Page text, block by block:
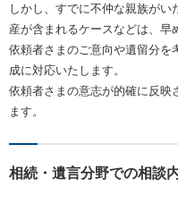
しかし、すでに不仲な親族が
産が含まれるケースなどは、早
依頼者さまのご意向や遺留分を
成に対応いたします。
依頼者さまの意志が的確に反映
ます。
相続・遺言分野での相談